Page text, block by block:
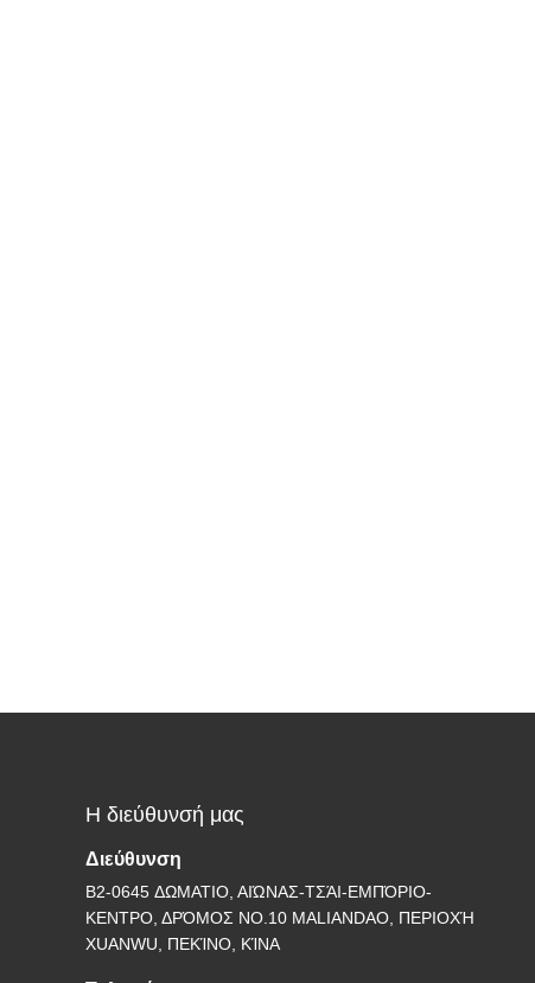
Η διεύθυνσή μας
Διεύθυνση
B2-0645 ΔΩΜΑΤΙΟ, ΑΙΏΝΑΣ-ΤΣΆΙ-ΕΜΠΌΡΙΟ-
ΚΕΝΤΡΟ, ΔΡΌΜΟΣ NO.10 MALIANDAO, ΠΕΡΙΟΧΉ
XUANWU, ΠΕΚΊΝΟ, ΚΊΝΑ